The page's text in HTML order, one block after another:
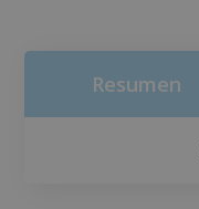
Resumen